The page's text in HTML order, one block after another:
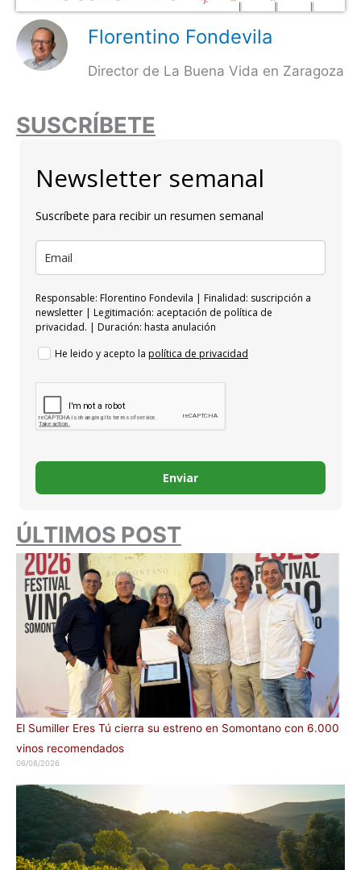
Florentino Fondevila
Director de La Buena Vida en Zaragoza
SUSCRÍBETE
Newsletter semanal
Suscríbete para recibir un resumen semanal
Responsable: Florentino Fondevila | Finalidad: suscripción a
newsletter | Legitimación: aceptación de política de
privacidad. | Duración: hasta anulación
He leido y acepto la política de privacidad
Enviar
ÚLTIMOS POST
El Sumiller Eres Tú cierra su estreno en Somontano con 6.000
vinos recomendados
06/08/2026